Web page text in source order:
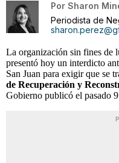
Por Sharon
Periodista de
La organización sin fines de
presentó hoy un interdicto
San Juan para exigir que se
de Recuperación y
Gobierno publicó el pasado